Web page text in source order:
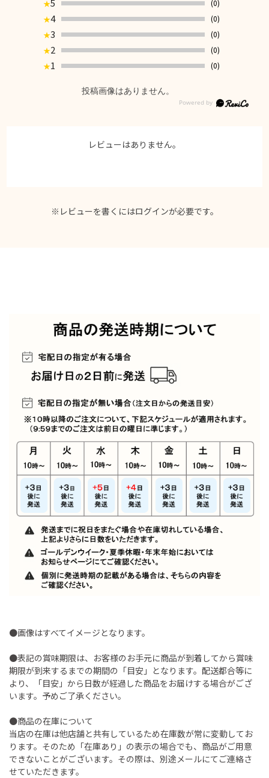
★
(0)
★4
(0)
★3
(0)
★2
(0)
★1 (0)
投稿画像はありません。
レビューはありません。
※レビューを書くにはログインが必要です。
●画像はすべてイメージとなります。
●表記の賞味期限は、お客様のお手元に商品が到着してから賞味
期限が到来するまでの期間の「目安」となります。配送都合等に
より、「目安」から日数が経過した商品をお届けする場合がござ
います。予めご了承ください。
●商品の在庫について
当店の在庫は他店舗と共有しているため在庫数が常に変動してお
ります。そのため「在庫あり」の表示の場合でも、商品がご用意
できないことがございます。その際は、別途メールにてご連絡さ
せていただきます。